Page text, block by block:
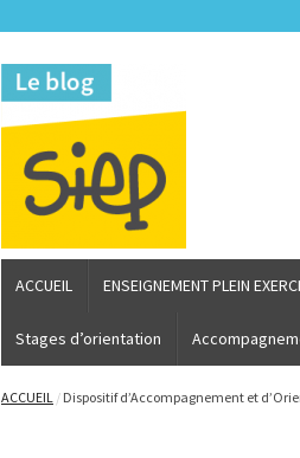
ACCUEIL ENSEIGNEMENT PLEIN
Stages d’orientation
ACCUEIL / Dispositif d’Accompagnement et